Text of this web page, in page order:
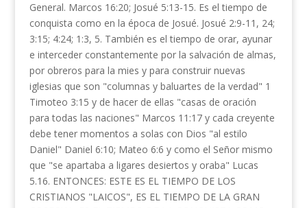
General. Marcos 16:20; Josué 5:13-15. Es el tiempo de
conquista como en la época de Josué. Josué 2:9-11, 24;
3:15; 4:24; 1:3, 5. También es el tiempo de orar, ayunar
e interceder constantemente por la salvación de almas,
por obreros para la mies y para construir nuevas
iglesias que son "columnas y baluartes de la verdad" 1
Timoteo 3:15 y de hacer de ellas "casas de oración
para todas las naciones" Marcos 11:17 y cada creyente
debe tener momentos a solas con Dios "al estilo
Daniel" Daniel 6:10; Mateo 6:6 y como el Señor mismo
que "se apartaba a ligares desiertos y oraba" Lucas
5.16. ENTONCES: ESTE ES EL TIEMPO DE LOS
CRISTIANOS "LAICOS", ES EL TIEMPO DE LA GRAN